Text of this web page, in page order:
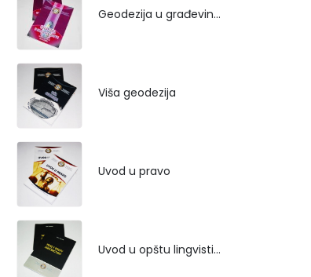
Geodezija u građevinarstvu
Viša geodezija
Uvod u pravo
Uvod u opštu lingvistiku